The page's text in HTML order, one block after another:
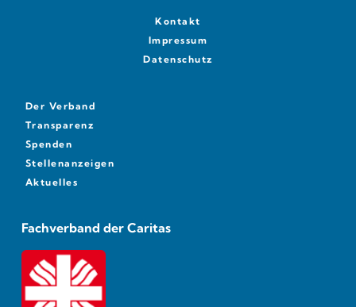
Kontakt
Impressum
Datenschutz
Der Verband
Transparenz
Spenden
Stellenanzeigen
Aktuelles
Fachverband der Caritas